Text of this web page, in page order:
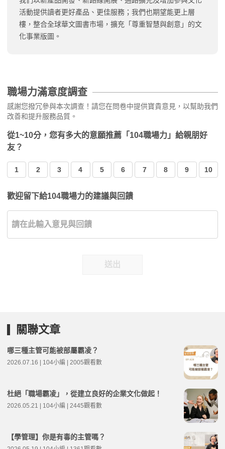
活動提供讀者更好產品、更佳服務；我們也期望能更上層
樓，整合全球華文圖書市場，擴充「尊重智慧與創意」的文
化事業版圖。
職場力滿意度調查
感謝您撥冗參與本次調查！請您在問卷中提供寶貴意見，以幫助我們
改善和提升服務品質。
從1~10分，您有多大的意願推薦「104職場力」給親朋好
友？
1 2 3 4 5 6 7 8 9 10
歡迎留下給104職場力的建議與回饋
送出
關聯文章
哪三種主管可能被部屬霸凌？
2026.07.16 | 104小編 | 2005觀看數
杜絕「職場霸凌」，從建立良好的企業文化做起！
2026.05.21 | 104小編 | 2445觀看數
【學管理】你是有毒的主管嗎？